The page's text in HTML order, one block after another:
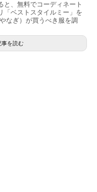
と、無料でコーディネート
「ベストスタイルミー」を
なぎ）が買うべき服を調
事を読む